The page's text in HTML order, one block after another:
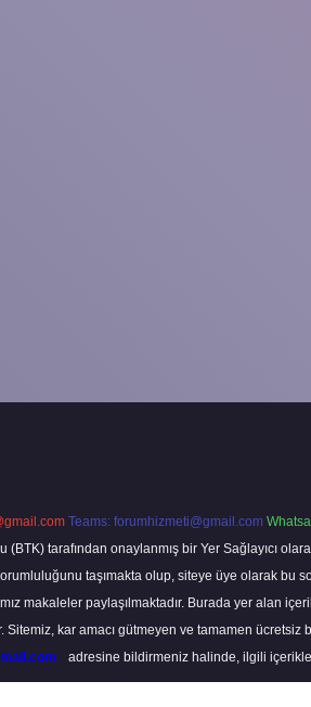
Teams: forumhizmeti@gmail.com
tarafından onaylanmış bir Yer Sağlayıcı
taşımakta olup, siteye üye olarak bu
makaleler paylaşılmaktadır. Burada yer alan
kar amacı gütmeyen ve tamamen
adresine bildirmeniz halinde, ilgili